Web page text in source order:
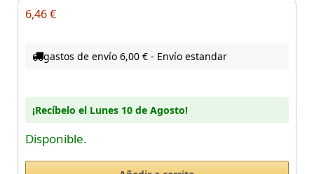
6,46 €
gastos de envío 6,00 € - Envío estandar
¡Recíbelo el Lunes 10 de Agosto!
Disponible.